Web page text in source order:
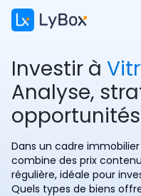
Investir à
Analyse,
Dans un cadre
combine des prix
régulière, idéale pour
Quels types de biens